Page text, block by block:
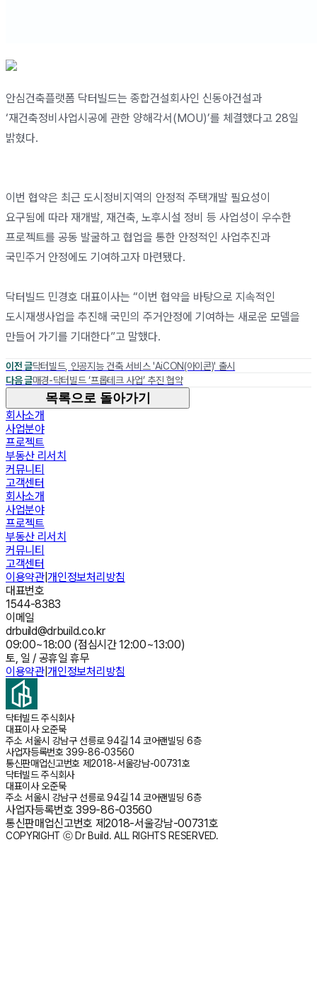
안심건축플랫폼 닥터빌드는 종합건설회사인 신동아건설과
‘재건축정비사업시공에 관한 양해각서(MOU)’를 체결했다고 28일
밝혔다.
이번 협약은 최근 도시정비지역의 안정적 주택개발 필요성이
요구됨에 따라 재개발, 재건축, 노후시설 정비 등 사업성이 우수한
프로젝트를 공동 발굴하고 협업을 통한 안정적인 사업추진과
국민주거 안정에도 기여하고자 마련됐다.
닥터빌드 민경호 대표이사는 “이번 협약을 바탕으로 지속적인
도시재생사업을 추진해 국민의 주거안정에 기여하는 새로운 모델을
만들어 가기를 기대한다”고 말했다.
이전 글닥터빌드, 인공지능 건축 서비스 'AiCON(아이콘)' 출시
다음 글매경-닥터빌드 ‘프롭테크 사업’ 추진 협약
목록으로 돌아가기
회사소개
사업분야
프로젝트
부동산 리서치
커뮤니티
고객센터
회사소개
사업분야
프로젝트
부동산 리서치
커뮤니티
고객센터
이용약관|개인정보처리방침
대표번호
1544-8383
이메일
drbuild@drbuild.co.kr
09:00~18:00 (점심시간 12:00~13:00)
토, 일 / 공휴일 휴무
이용약관|개인정보처리방침
닥터빌드 주식회사
대표이사오준묵
주소 서울시 강남구 선릉로 94길 14 코어랜빌딩 6층
사업자등록번호 399-86-03560
통신판매업신고번호 제2018-서울강남-00731호
닥터빌드 주식회사
대표이사오준묵
주소 서울시 강남구 선릉로 94길 14 코어랜빌딩 6층
사업자등록번호 399-86-03560
통신판매업신고번호 제2018-서울강남-00731호
COPYRIGHT ⓒ Dr Build. ALL RIGHTS RESERVED.